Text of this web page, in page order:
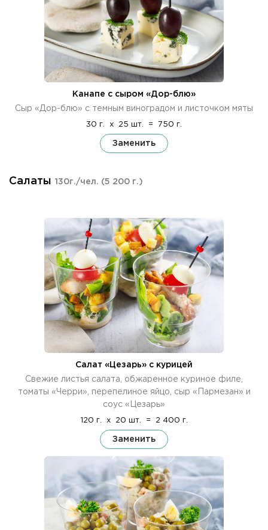
Канапе с сыром «Дор-блю»
Сыр «Дор-блю» с темным виноградом и листочком мяты
30 г. x 25 шт. = 750 г.
Заменить
Салаты 130г./чел. (5 200 г.)
Салат «Цезарь» с курицей
Свежие листья салата, обжаренное куриное филе,
томаты «Черри», перепелиное яйцо, сыр «Пармезан» и
соус «Цезарь»
120 г. x 20 шт. = 2 400 г.
Заменить